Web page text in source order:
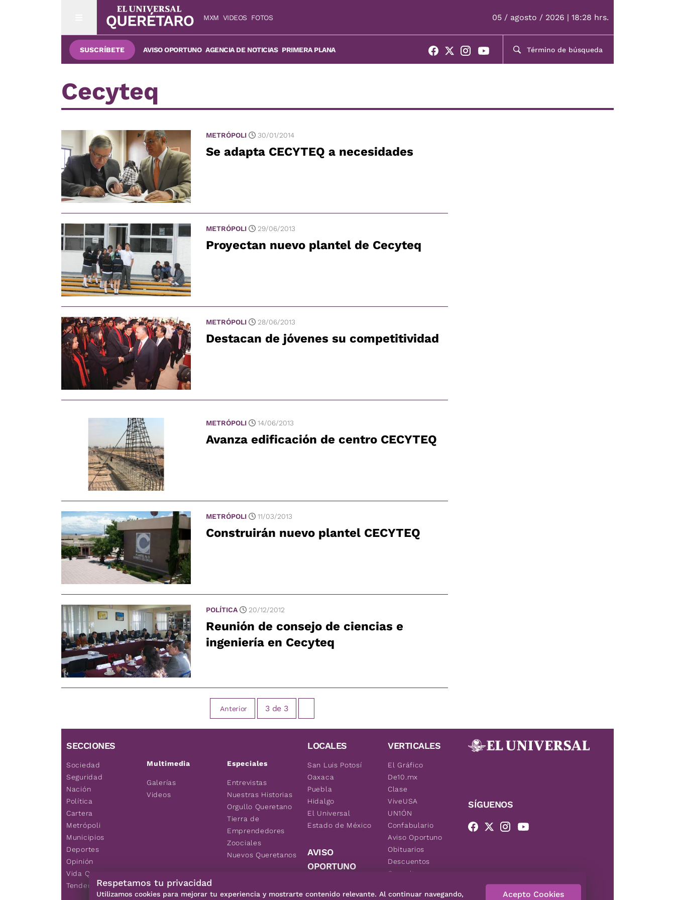
MXM VIDEOS FOTOS 05 / agosto / 2026 | 18:28 hrs.
SUSCRÍBETE AVISO OPORTUNO AGENCIA DE NOTICIAS PRIMERA PLANA
Cecyteq
METRÓPOLI 30/01/2014
Se adapta CECYTEQ a necesidades
METRÓPOLI 29/06/2013
Proyectan nuevo plantel de Cecyteq
METRÓPOLI 28/06/2013
Destacan de jóvenes su competitividad
METRÓPOLI 14/06/2013
Avanza edificación de centro CECYTEQ
METRÓPOLI 11/03/2013
Construirán nuevo plantel CECYTEQ
POLÍTICA 20/12/2012
Reunión de consejo de ciencias e
ingeniería en Cecyteq
Anterior 3de 3
SECCIONES
Sociedad
Seguridad
Nación
Política
Cartera
Metrópoli
Municipios
Deportes
Opinión
Vida Q
Tendencias
Multimedia
Galerías
Videos
Especiales
Entrevistas
Nuestras Historias
Orgullo Queretano
Tierra de
Emprendedores
Zoociales
Nuevos Queretanos
LOCALES
San Luis Potosí
Oaxaca
Puebla
Hidalgo
El Universal
Estado de México
AVISO
OPORTUNO
Empleos
VERTICALES
El Gráfico
De10.mx
Clase
ViveUSA
UN1ÓN
Confabulario
Aviso Oportuno
Obituarios
Descuentos
Consultas
SÍGUENOS
Respetamos tu privacidad
Utilizamos cookies para mejorar tu experiencia y mostrarte contenido relevante. Al continuar navegando,
Acepto Cookies